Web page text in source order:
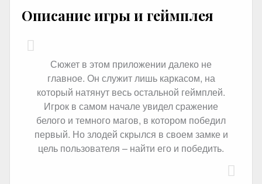
Описание игры и геймплея
Сюжет в этом приложении далеко не
главное. Он служит лишь каркасом, на
который натянут весь остальной геймплей.
Игрок в самом начале увидел сражение
белого и темного магов, в котором победил
первый. Но злодей скрылся в своем замке и
цель пользователя – найти его и победить.